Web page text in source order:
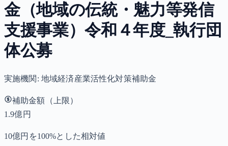
金（地域の伝統・魅力等発信
支援事業）令和４年度_執行団
体公募
実施機関: 地域経済産業活性化対策補助金
補助金額（上限）
1.9億円
10億円を100%とした相対値